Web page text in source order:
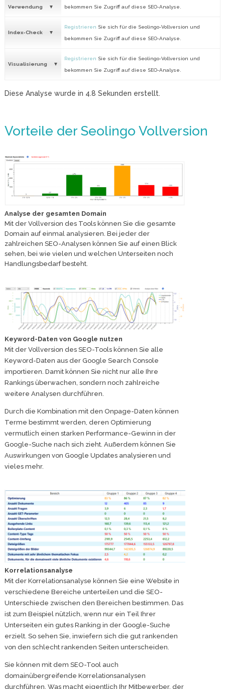
Verwendung bekommen Sie Zugriff auf diese SEO-Analyse.
Index-Check
Registrieren Sie sich für die Seolingo-Vollversion und
bekommen Sie Zugriff auf diese SEO-Analyse.
Visualisierung
Registrieren Sie sich für die Seolingo-Vollversion und
bekommen Sie Zugriff auf diese SEO-Analyse.
Diese Analyse wurde in 4.8 Sekunden erstellt.
Vorteile der Seolingo Vollversion
Analyse der gesamten Domain
Mit der Vollversion des Tools können Sie die gesamte
Domain auf einmal analysieren. Bei jeder der
zahlreichen SEO-Analysen können Sie auf einen Blick
sehen, bei wie vielen und welchen Unterseiten noch
Handlungsbedarf besteht.
Keyword-Daten von Google nutzen
Mit der Vollversion des SEO-Tools können Sie alle
Keyword-Daten aus der Google Search Console
importieren. Damit können Sie nicht nur alle Ihre
Rankings überwachen, sondern noch zahlreiche
weitere Analysen durchführen.
Durch die Kombination mit den Onpage-Daten können
Terme bestimmt werden, deren Optimierung
vermutlich einen starken Performance-Gewinn in der
Google-Suche nach sich zieht. Außerdem können Sie
Auswirkungen von Google Updates analysieren und
vieles mehr.
Korrelationsanalyse
Mit der Korrelationsanalyse können Sie eine Website in
verschiedene Bereiche unterteilen und die SEO-
Unterschiede zwischen den Bereichen bestimmen. Das
ist zum Beispiel nützlich, wenn nur ein Teil Ihrer
Unterseiten ein gutes Ranking in der Google-Suche
erzielt. So sehen Sie, inwiefern sich die gut rankenden
von den schlecht rankenden Seiten unterscheiden.
Sie können mit dem SEO-Tool auch
domainübergreifende Korrelationsanalysen
durchführen. Was macht eigentlich Ihr Mitbewerber, der